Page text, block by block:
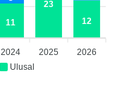
Ulusal
2024 2025 2026
11
23
12